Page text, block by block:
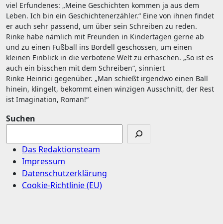
viel Erfundenes: „Meine Geschichten kommen ja aus dem
Leben. Ich bin ein Geschichtenerzähler.“ Eine von ihnen findet
er auch sehr passend, um über sein Schreiben zu reden.
Rinke habe nämlich mit Freunden in Kindertagen gerne ab
und zu einen Fußball ins Bordell geschossen, um einen
kleinen Einblick in die verbotene Welt zu erhaschen. „So ist es
auch ein bisschen mit dem Schreiben“, sinniert
Rinke Heinrici gegenüber. „Man schießt irgendwo einen Ball
hinein, klingelt, bekommt einen winzigen Ausschnitt, der Rest
ist Imagination, Roman!“
Suchen
Das Redaktionsteam
Impressum
Datenschutzerklärung
Cookie-Richtlinie (EU)